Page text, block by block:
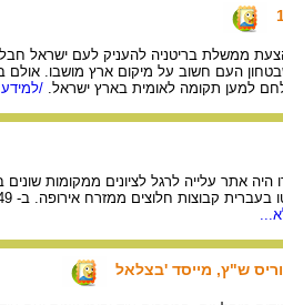
הצעת ממשלת בריטניה להעניק לעם ישראל
העם חשוב על מיקום ארץ מושבו. אולם
למען תקומה לאומית בארץ ישראל. /
אתר עלייה לרגל לציונים ממקומות שונים
ש"ץ, מייסד 'בצלאל